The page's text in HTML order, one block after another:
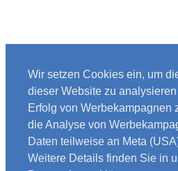
Wir setzen Cookies ein, um
dieser Website zu
Erfolg von Werbekampagnen
die Analyse von
Daten teilweise an Meta
Weitere Details finden Sie in